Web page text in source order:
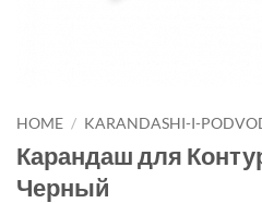
HOME / KARANDASHI-I-
Карандаш для
Черный